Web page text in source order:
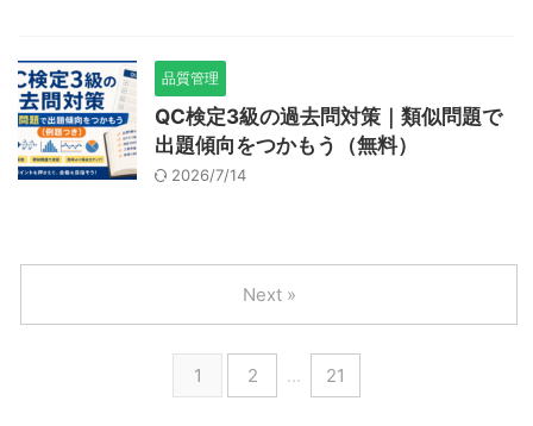
品質管理
QC検定3級の過去問対策｜類似問題で
出題傾向をつかもう（無料）
2026/7/14
1 2 … 21
Next »